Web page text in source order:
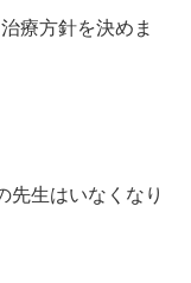
療方針を決めま
先生はいなくなり